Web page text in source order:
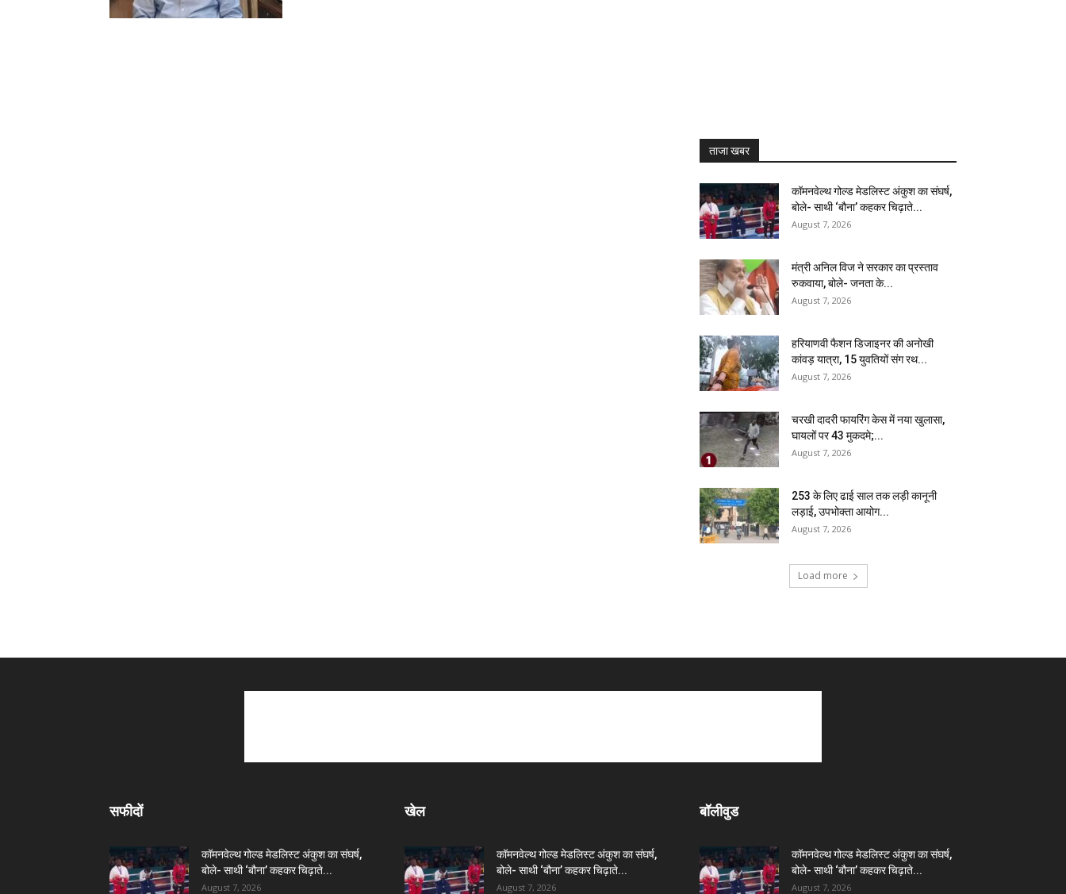
ताजा खबर
कॉमनवेल्थ गोल्ड मेडलिस्ट अंकुश का संघर्ष,
बोले- साथी ‘बौना’ कहकर चिढ़ाते...
August 7, 2026
मंत्री अनिल विज ने सरकार का प्रस्ताव
रुकवाया, बोले- जनता के...
August 7, 2026
हरियाणवी फैशन डिजाइनर की अनोखी
कांवड़ यात्रा, 15 युवतियों संग रथ...
August 7, 2026
चरखी दादरी फायरिंग केस में नया खुलासा,
घायलों पर 43 मुकदमे;...
August 7, 2026
₹253 के लिए ढाई साल तक लड़ी कानूनी
लड़ाई, उपभोक्ता आयोग...
August 7, 2026
Load more
सफीदों
कॉमनवेल्थ गोल्ड मेडलिस्ट अंकुश का संघर्ष,
बोले- साथी ‘बौना’ कहकर चिढ़ाते...
August 7, 2026
खेल
कॉमनवेल्थ गोल्ड मेडलिस्ट अंकुश का संघर्ष,
बोले- साथी ‘बौना’ कहकर चिढ़ाते...
August 7, 2026
बॉलीवुड
कॉमनवेल्थ गोल्ड मेडलिस्ट अंकुश का संघर्ष,
बोले- साथी ‘बौना’ कहकर चिढ़ाते...
August 7, 2026